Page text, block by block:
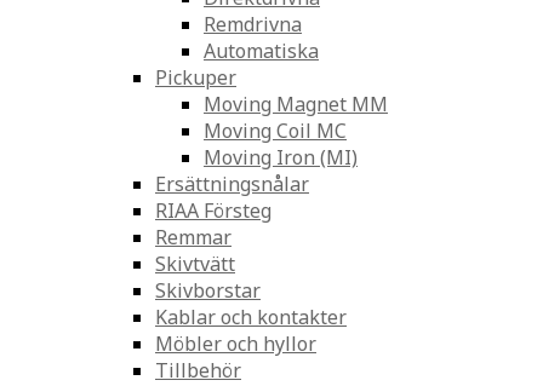
Remdrivna
Automatiska
Pickuper
Moving Magnet MM
Moving Coil MC
Moving Iron (MI)
Ersättningsnålar
RIAA Försteg
Remmar
Skivtvätt
Skivborstar
Kablar och kontakter
Möbler och hyllor
Tillbehör